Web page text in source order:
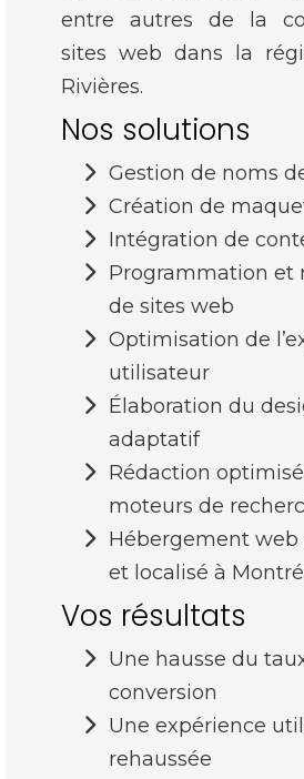
entre autres de la
sites web dans la
Rivières.
Nos solutions
Gestion de noms
Création de
Intégration de
Programmation et
de sites web
Optimisation de
utilisateur
Élaboration du
adaptatif
Rédaction
moteurs de
Hébergement
et localisé à
Vos résultats
Une hausse du
conversion
Une expérience
rehaussée